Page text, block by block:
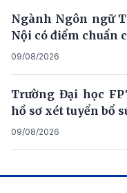
Ngành Ngôn ngữ
Nội có điểm chuẩn
09/08/2026
Trường Đại học
hồ sơ xét tuyển bổ
09/08/2026